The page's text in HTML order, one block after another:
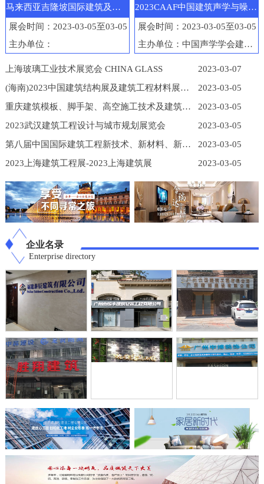
马来西亚吉隆坡国际建筑及工程机械展览会
展会时间：2023-03-05至03-05
主办单位：
2023CAAF中国建筑声学与噪声控制产业博览会
展会时间：2023-03-05至03-05
主办单位：中国声学学会建筑声学分会
上海玻璃工业技术展览会 CHINA GLASS
2023-03-07
(海南)2023中国建筑结构展及建筑工程材料展览会
2023-03-05
重庆建筑模板、脚手架、高空施工技术及建筑工程机械展
2023-03-05
2023武汉建筑工程设计与城市规划展览会
2023-03-05
第八届中国国际建筑工程新技术、新材料、新工艺及新装备博览会
2023-03-05
2023上海建筑工程展-2023上海建筑展
2023-03-05
企业名录
Enterprise directory